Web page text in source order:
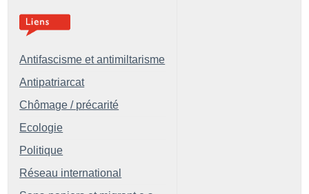
Antifascisme et antimiltarisme
Antipatriarcat
Chômage / précarité
Ecologie
Politique
Réseau international